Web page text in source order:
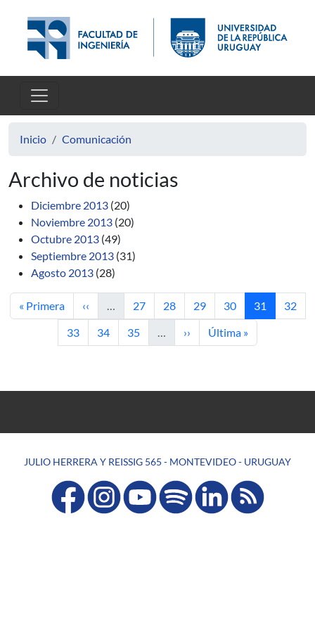
Inicio Comunicación
Archivo de noticias
Diciembre 2013 (20)
Noviembre 2013 (20)
Octubre 2013 (49)
Septiembre 2013 (31)
Agosto 2013 (28)
Primera página
« Primera Página anterior
‹‹ … Página
27 Página
28 Página
29 Página
30 Página
31
32
Página
33 Página
34 Página
35 … Siguiente página
›› Última página
Última »
JULIO HERRERA Y REISSIG 565 - MONTEVIDEO - URUGUAY